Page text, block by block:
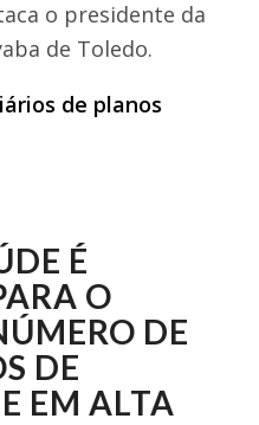
o presidente da
de Toledo.
de planos
É
O
DE
DE
EM ALTA